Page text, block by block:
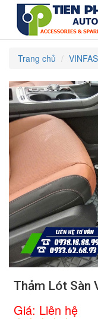
Trang chủ
Thảm Lót Sàn
Giá: Liên hệ